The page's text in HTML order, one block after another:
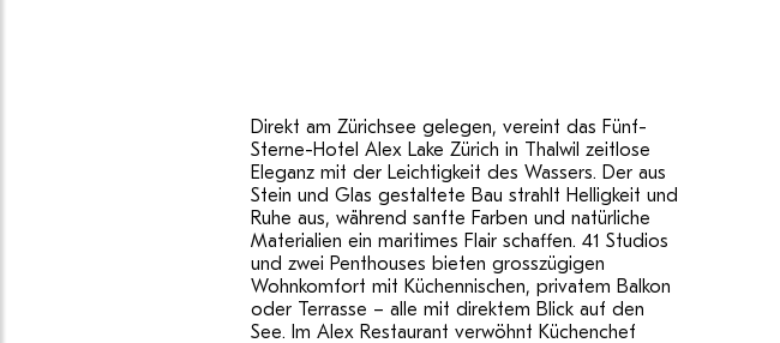
Direkt am Zürichsee gelegen, vereint das Fünf-
Sterne-Hotel Alex Lake Zürich in Thalwil zeitlose
Eleganz mit der Leichtigkeit des Wassers. Der aus
Stein und Glas gestaltete Bau strahlt Helligkeit und
Ruhe aus, während sanfte Farben und natürliche
Materialien ein maritimes Flair schaffen. 41 Studios
und zwei Penthouses bieten grosszügigen
Wohnkomfort mit Küchennischen, privatem Balkon
oder Terrasse – alle mit direktem Blick auf den
See. Im Alex Restaurant verwöhnt Küchenchef